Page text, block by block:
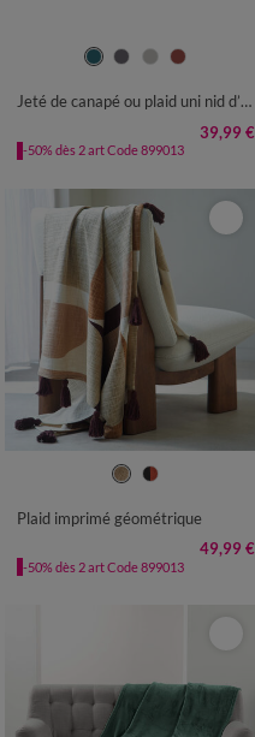
Jeté de canapé ou plaid uni nid d’abeille - coton
39,99 €
-50% dès 2 art Code 899013
Plaid imprimé géométrique
49,99 €
-50% dès 2 art Code 899013